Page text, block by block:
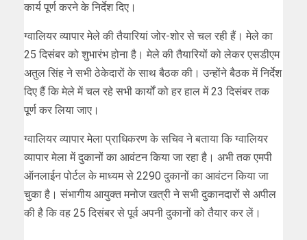
कार्य पूर्ण करने के निर्देश दिए।
ग्वालियर व्यापार मेले की तैयारियां जोर-शोर से चल रही हैं। मेले का
25 दिसंबर को शुभारंभ होना है। मेले की तैयारियों को लेकर एसडीएम
अतुल सिंह ने सभी ठेकेदारों के साथ बैठक की। उन्होंने बैठक में निर्देश
दिए हैं कि मेले में चल रहे सभी कार्यों को हर हाल में 23 दिसंबर तक
पूर्ण कर लिया जाए।
ग्वालियर व्यापार मेला प्राधिकरण के सचिव ने बताया कि ग्वालियर
व्यापार मेला में दुकानों का आवंटन किया जा रहा है। अभी तक एमपी
ऑनलाईन पोर्टल के माध्यम से 2290 दुकानों का आवंटन किया जा
चुका है। संभागीय आयुक्त मनोज खत्री ने सभी दुकानदारों से अपील
की है कि वह 25 दिसंबर से पूर्व अपनी दुकानों को तैयार कर लें।